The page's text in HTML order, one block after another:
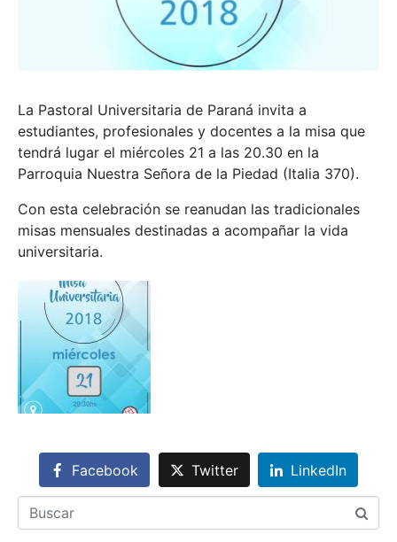
La Pastoral Universitaria de Paraná invita a
estudiantes, profesionales y docentes a la misa que
tendrá lugar el miércoles 21 a las 20.30 en la
Parroquia Nuestra Señora de la Piedad (Italia 370).
Con esta celebración se reanudan las tradicionales
misas mensuales destinadas a acompañar la vida
universitaria.
Facebook Twitter LinkedIn